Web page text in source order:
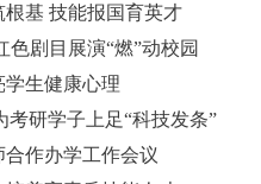
基 技能报国育英才
色剧目展演“燃”动校园
生健康心理
考研学子上足“科技发条”
作办学工作会议